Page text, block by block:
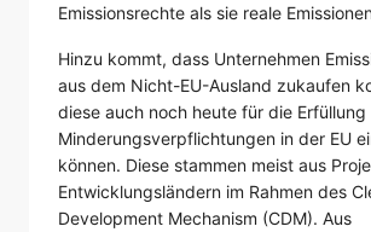
Emissionsrechte als sie reale
Hinzu kommt, dass Unternehmen
aus dem Nicht-EU-Ausland zukaufen
diese auch noch heute für die Erfüllung
Minderungsverpflichtungen in der EU
können. Diese stammen meist aus
Entwicklungsländern im Rahmen des
Development Mechanism (CDM). Aus